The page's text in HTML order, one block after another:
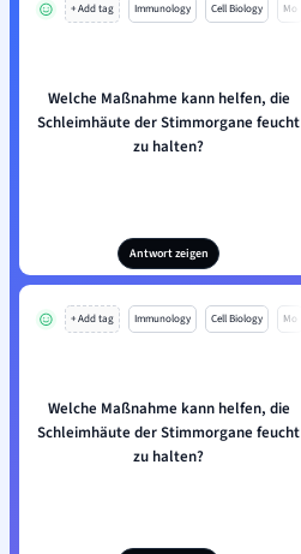
+ Add tag Immunology Cell Biology Mo
Welche Maßnahme kann helfen, die
Schleimhäute der Stimmorgane feucht
zu halten?
Antwort zeigen
+ Add tag Immunology Cell Biology Mo
Welche Maßnahme kann helfen, die
Schleimhäute der Stimmorgane feucht
zu halten?